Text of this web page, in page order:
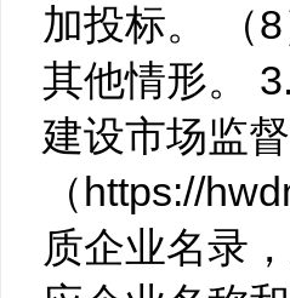
加投标。 （
其他情形。
建设市场监
（https://
质企业名录